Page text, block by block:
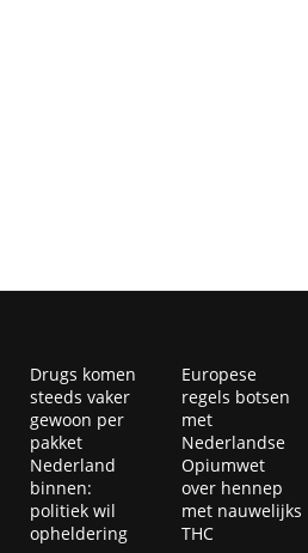
Drugs komen
steeds vaker
gewoon per
pakket
Nederland
binnen:
politiek wil
opheldering
Europese
regels botsen
met
Nederlandse
Opiumwet
over hennep
met nauwelijks
THC